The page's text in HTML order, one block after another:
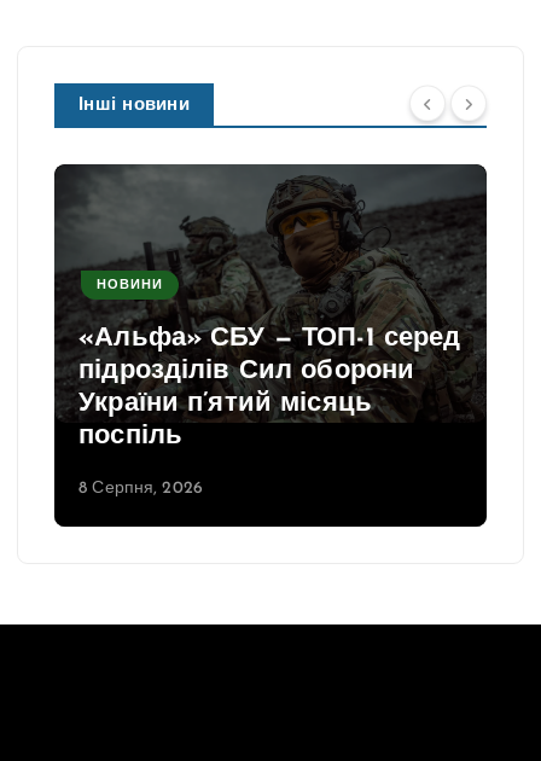
Інші новини
НОВИНИ
«Альфа» СБУ — ТОП-1 серед
підрозділів Сил оборони
України п’ятий місяць
поспіль
8 Серпня, 2026